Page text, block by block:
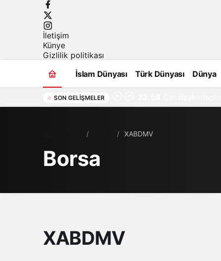
İletişim
Künye
Gizlilik politikası
İslam Dünyası
Türk Dünyası Dünya
SON GELIŞMELER
XABDMV
Borsa
XABDMV